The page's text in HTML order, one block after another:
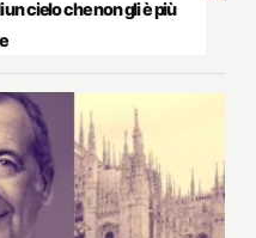
cielo che non gli è più